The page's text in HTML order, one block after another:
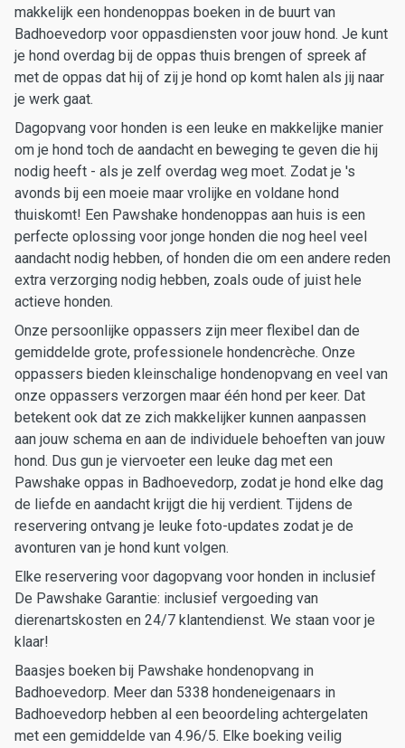
makkelijk een hondenoppas boeken in de buurt van
Badhoevedorp voor oppasdiensten voor jouw hond. Je kunt
je hond overdag bij de oppas thuis brengen of spreek af
met de oppas dat hij of zij je hond op komt halen als jij naar
je werk gaat.
Dagopvang voor honden is een leuke en makkelijke manier
om je hond toch de aandacht en beweging te geven die hij
nodig heeft - als je zelf overdag weg moet. Zodat je 's
avonds bij een moeie maar vrolijke en voldane hond
thuiskomt! Een Pawshake hondenoppas aan huis is een
perfecte oplossing voor jonge honden die nog heel veel
aandacht nodig hebben, of honden die om een andere reden
extra verzorging nodig hebben, zoals oude of juist hele
actieve honden.
Onze persoonlijke oppassers zijn meer flexibel dan de
gemiddelde grote, professionele hondencrèche. Onze
oppassers bieden kleinschalige hondenopvang en veel van
onze oppassers verzorgen maar één hond per keer. Dat
betekent ook dat ze zich makkelijker kunnen aanpassen
aan jouw schema en aan de individuele behoeften van jouw
hond. Dus gun je viervoeter een leuke dag met een
Pawshake oppas in Badhoevedorp, zodat je hond elke dag
de liefde en aandacht krijgt die hij verdient. Tijdens de
reservering ontvang je leuke foto-updates zodat je de
avonturen van je hond kunt volgen.
Elke reservering voor dagopvang voor honden in inclusief
De Pawshake Garantie: inclusief vergoeding van
dierenartskosten en 24/7 klantendienst. We staan voor je
klaar!
Baasjes boeken bij Pawshake hondenopvang in
Badhoevedorp. Meer dan 5338 hondeneigenaars in
Badhoevedorp hebben al een beoordeling achtergelaten
met een gemiddelde van 4.96/5. Elke boeking veilig